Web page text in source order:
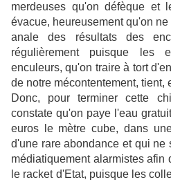
merdeuses qu'on défèque et
évacue, heureusement qu'on
anale des résultats des
régulièrement puisque les
enculeurs, qu'on traire à tort
de notre mécontentement, tient,
Donc, pour terminer cette
constate qu'on paye l'eau
euros le mètre cube, dans
d'une rare abondance et qui ne
médiatiquement alarmistes afin
le racket d'Etat, puisque les